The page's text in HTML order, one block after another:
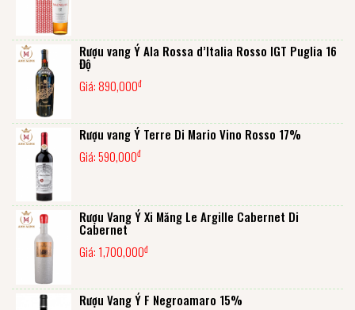
Rượu vang Ý Ala Rossa d’Italia Rosso IGT Puglia 16
Độ
Giá:890,000đ
Rượu vang Ý Terre Di Mario Vino Rosso 17%
Giá:590,000đ
Rượu Vang Ý Xi Măng Le Argille Cabernet Di
Cabernet
Giá: 1,700,000đ
Rượu Vang Ý F Negroamaro 15%